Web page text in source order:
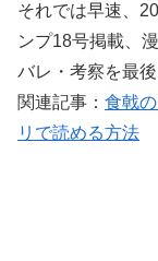
それでは早速、
ンプ18号掲載、
バレ・考察を最
関連記事： 食戟
リで読める方法